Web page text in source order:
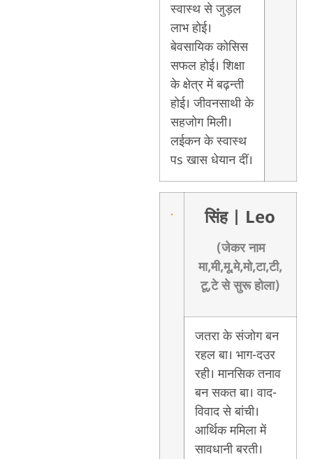
स्वास्थ से जुड़ल
लाभ होई।
बेवसायिक कोसिस
सफल होई। शिक्षा
के क्षेत्र में बढ़न्ती
होई। जीवनसाथी के
सहजोग मिली।
लईकन के स्वास्थ
पs खास धेयान दीं।
सिंह | Leo
(जेकर नाम
मा,मी,मू,मे,मो,टा,टी,
टू,टे से सुरू होला)
जतरा के संजोग बन
रहल बा। भाग-दउर
रही। मानसिक तनाव
बन सकत बा। वाद-
विवाद से बांची।
आर्थिक ममिला में
सावधानी बरती।